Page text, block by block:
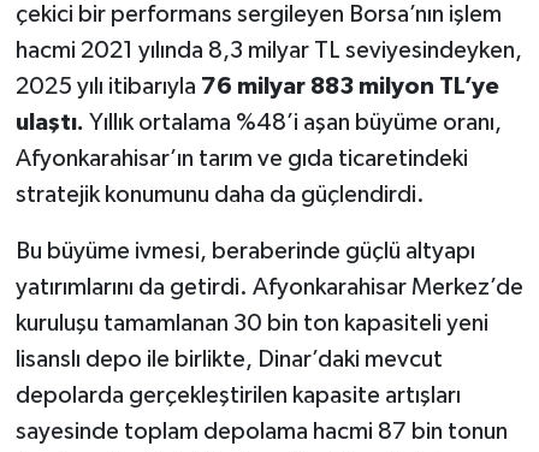
çekici bir performans sergileyen Borsa’nın işlem
hacmi 2021 yılında 8,3 milyar TL seviyesindeyken,
2025 yılı itibarıyla 76 milyar 883 milyon TL’ye
ulaştı. Yıllık ortalama %48’i aşan büyüme oranı,
Afyonkarahisar’ın tarım ve gıda ticaretindeki
stratejik konumunu daha da güçlendirdi.
Bu büyüme ivmesi, beraberinde güçlü altyapı
yatırımlarını da getirdi. Afyonkarahisar Merkez’de
kuruluşu tamamlanan 30 bin ton kapasiteli yeni
lisanslı depo ile birlikte, Dinar’daki mevcut
depolarda gerçekleştirilen kapasite artışları
sayesinde toplam depolama hacmi 87 bin tonun